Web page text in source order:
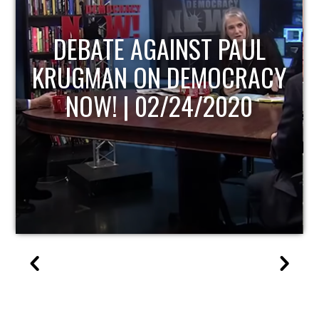
DEBATE AGAINST PAUL
KRUGMAN ON DEMOCRACY
NOW! | 02/24/2020